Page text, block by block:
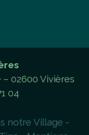
02600 Vivières
04
notre Village -